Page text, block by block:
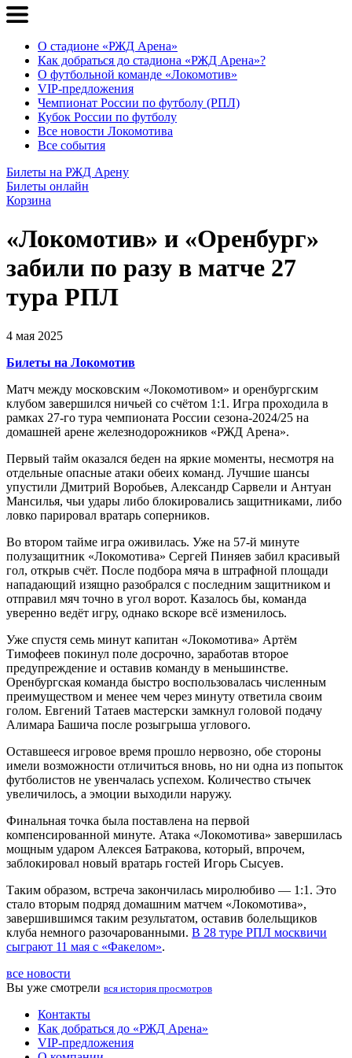
О стадионе «РЖД Арена»
Как добраться до стадиона «РЖД Арена»?
О футбольной команде «Локомотив»
VIP-предложения
Чемпионат России по футболу (РПЛ)
Кубок России по футболу
Все новости Локомотива
Все события
Билеты на РЖД Арену
Билеты онлайн
Корзина
«Локомотив» и «Оренбург»
забили по разу в матче 27
тура РПЛ
4 мая 2025
Билеты на Локомотив
Матч между московским «Локомотивом» и оренбургским
клубом завершился ничьей со счётом 1:1. Игра проходила в
рамках 27-го тура чемпионата России сезона-2024/25 на
домашней арене железнодорожников «РЖД Арена».
Первый тайм оказался беден на яркие моменты, несмотря на
отдельные опасные атаки обеих команд. Лучшие шансы
упустили Дмитрий Воробьев, Александр Сарвели и Антуан
Мансилья, чьи удары либо блокировались защитниками, либо
ловко парировал вратарь соперников.
Во втором тайме игра оживилась. Уже на 57-й минуте
полузащитник «Локомотива» Сергей Пиняев забил красивый
гол, открыв счёт. После подбора мяча в штрафной площади
нападающий изящно разобрался с последним защитником и
отправил мяч точно в угол ворот. Казалось бы, команда
уверенно ведёт игру, однако вскоре всё изменилось.
Уже спустя семь минут капитан «Локомотива» Артём
Тимофеев покинул поле досрочно, заработав второе
предупреждение и оставив команду в меньшинстве.
Оренбургская команда быстро воспользовалась численным
преимуществом и менее чем через минуту ответила своим
голом. Евгений Татаев мастерски замкнул головой подачу
Алимара Башича после розыгрыша углового.
Оставшееся игровое время прошло нервозно, обе стороны
имели возможности отличиться вновь, но ни одна из попыток
футболистов не увенчалась успехом. Количество стычек
увеличилось, а эмоции выходили наружу.
Финальная точка была поставлена на первой
компенсированной минуте. Атака «Локомотива» завершилась
мощным ударом Алексея Батракова, который, впрочем,
заблокировал новый вратарь гостей Игорь Сысуев.
Таким образом, встреча закончилась миролюбиво — 1:1. Это
стало вторым подряд домашним матчем «Локомотива»,
завершившимся таким результатом, оставив болельщиков
клуба немного разочарованными. В 28 туре РПЛ москвичи
сыграют 11 мая с «Факелом».
все новости
Вы уже смотрели вся история просмотров
Контакты
Как добраться до «РЖД Арена»
VIP-предложения